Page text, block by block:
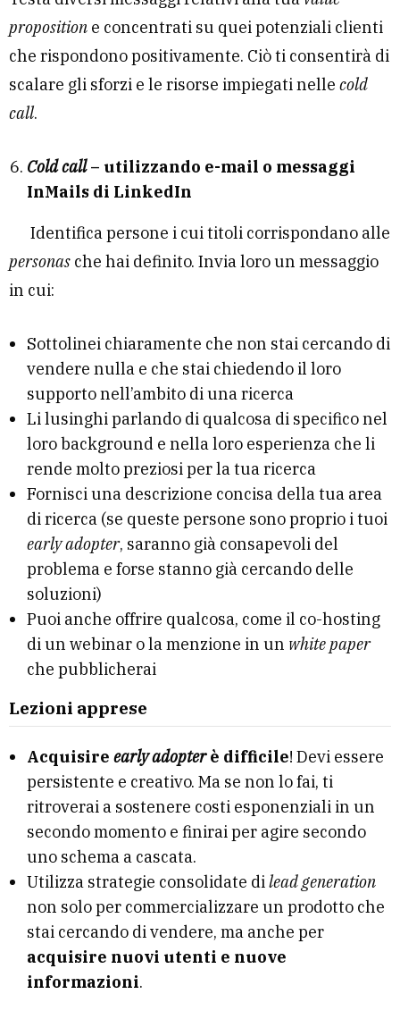
proposition e concentrati su quei potenziali clienti
che rispondono positivamente. Ciò ti consentirà di
scalare gli sforzi e le risorse impiegati nelle cold
call.
Cold call– utilizzando e-mail o messaggi
InMails di LinkedIn
Identifica persone i cui titoli corrispondano alle
personas che hai definito. Invia loro un messaggio
in cui:
Sottolinei chiaramente che non stai cercando di
vendere nulla e che stai chiedendo il loro
supporto nell’ambito di una ricerca
Li lusinghi parlando di qualcosa di specifico nel
loro background e nella loro esperienza che li
rende molto preziosi per la tua ricerca
Fornisci una descrizione concisa della tua area
di ricerca (se queste persone sono proprio i tuoi
early adopter, saranno già consapevoli del
problema e forse stanno già cercando delle
soluzioni)
Puoi anche offrire qualcosa, come il co-hosting
di un webinar o la menzione in un white paper
che pubblicherai
Lezioni apprese
Acquisire early adopterè difficile! Devi essere
persistente e creativo. Ma se non lo fai, ti
ritroverai a sostenere costi esponenziali in un
secondo momento e finirai per agire secondo
uno schema a cascata.
Utilizza strategie consolidate di lead generation
non solo per commercializzare un prodotto che
stai cercando di vendere, ma anche per
acquisire nuovi utenti e nuove
informazioni.